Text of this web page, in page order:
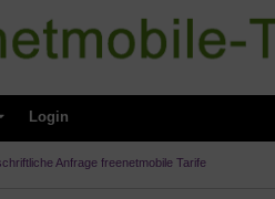
Login
Anfrage freenetmobile Tarife